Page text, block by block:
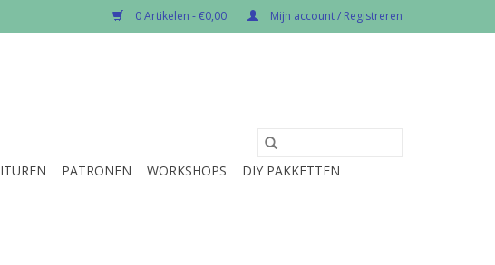
0 Artikelen - €0,00 Mijn account / Registreren
PATRONEN WORKSHOPS
DIY PAKKETTEN